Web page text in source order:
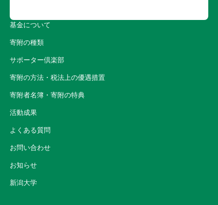
基金について
寄附の種類
サポーター倶楽部
寄附の方法・税法上の優遇措置
寄附者名簿・寄附の特典
活動成果
よくある質問
お問い合わせ
お知らせ
新潟大学